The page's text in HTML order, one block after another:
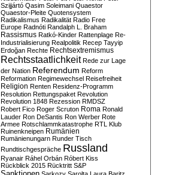
Szijjártó Qasim Soleimani Quaestor
Quaestor-Pleite Quotensystem
Radikalismus Radikalität Radio Free
Europe Radnóti Randalph L. Braham
Rassismus Ratkó-Kinder Rattenplage Re-
Industrialisierung Realpolitik Recep Tayyip
Erdoğan Rechte Rechtsextremismus
Rechtsstaatlichkeit Rede zur Lage
der Nation Referendum Reform
Reformation Regimewechsel Reisefreiheit
Religion Renten Residenz-Programm
Resolution Rettungspaket Revolution
Revolution 1848 Rezession RMDSZ
Robert Fico Roger Scruton Roma Ronald
Lauder Ron DeSantis Ron Werber Rote
Armee Rotschlammkatastrophe RTL Klub
Ruinenkneipen Rumänien
Rumänienungarn Runder Tisch
Rundtischgespräche Russland
Ryanair Ráhel Orbán Róbert Kiss
Rückblick 2015 Rücktritt S&P